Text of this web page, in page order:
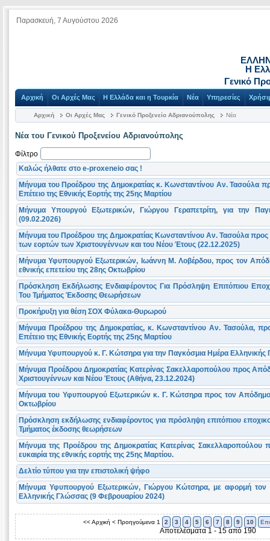
Παρασκευή, 7 Αυγούστου 2026
Η
Γενικό
Αρχική Οι Αρχές Μας Η Ελλάδα και η Τουρκία Νέα Υπηρεσίες
Αρχική Οι Αρχές Μας Γενικό Προξενείο Αδριανούπολης Νέα
Νέα του Γενικού Προξενείου Αδριανούπολης
Φίλτρο
Καλώς ήλθατε στο e-proxeneio σας !
Μήνυμα του Προέδρου της Δημοκρατίας κ. Κωνσταντίνου Αν. Τασούλα
Επέτειο της Εθνικής Εορτής της 25ης Μαρτίου
Μήνυμα Υπουργού Εξωτερικών, Γιώργου Γεραπετρίτη, για την
(09.02.2026)
Μήνυμα του Προέδρου της Δημοκρατίας Κωνσταντίνου Αν. Τασούλα προς
των εορτών των Χριστουγέννων και του Νέου Έτους (22.12.2025)
Μήνυμα Υφυπουργού Εξωτερικών, Iωάννη Μ. Λοβέρδου, προς τον
εθνικής επετείου της 28ης Οκτωβρίου
Πρόσκληση Εκδήλωσης Ενδιαφέροντος Για Πρόσληψη Επιτόπιου
Του Τμήματος Έκδοσης Θεωρήσεων
Προκήρυξη για θέση ΣΟΧ Φύλακα-Θυρωρού
Μήνυμα Προέδρου της Δημοκρατίας, κ. Κωνσταντίνου Αν. Τασούλα,
Επέτειο της Εθνικής Εορτής της 25ης Μαρτίου
Μήνυμα Υφυπουργού κ. Γ. Κώτσηρα για την Παγκόσμια Ημέρα Ελληνικής
Μήνυμα Προέδρου Δημοκρατίας Κατερίνας Σακελλαροπούλου προς
Χριστουγέννων και Νέου Έτους (Αθήνα, 23.12.2024)
Μήνυμα του Υφυπουργού Εξωτερικών κ. Γ. Κώτσηρα προς τον Απόδημο
Οκτωβρίου
Πρόσκληση εκδήλωσης ενδιαφέροντος για πρόσληψη επιτόπιου
Τμήματος έκδοσης θεωρήσεων
Μήνυμα της Προέδρου της Δημοκρατίας Κατερίνας Σακελλαροπούλου
ευκαιρία της εθνικής εορτής της 25ης Μαρτίου.
Δελτίο τύπου για την επιστολική ψήφο
Μήνυμα Υφυπουργού Εξωτερικών, Γιώργου Κώτσηρα, με αφορμή τον
Ελληνικής Γλώσσας (9 Φεβρουαρίου 2024)
<< Αρχική < Προηγούμενα 1 2 3 4 5 6 7 8 9 10
Αποτελέσματα 1 - 15 από 190